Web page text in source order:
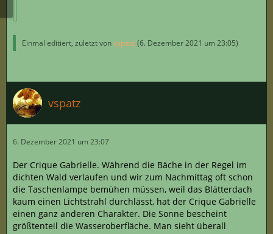
Einmal editiert, zuletzt vonvspatz (6. Dezember 2021 um 23:05)
vspatz
6. Dezember 2021 um 23:07
Der Crique Gabrielle. Während die Bäche in der Regel im
dichten Wald verlaufen und wir zum Nachmittag oft schon
die Taschenlampe bemühen müssen, weil das Blätterdach
kaum einen Lichtstrahl durchlässt, hat der Crique Gabrielle
einen ganz anderen Charakter. Die Sonne bescheint
größtenteil die Wasseroberfläche. Man sieht überall